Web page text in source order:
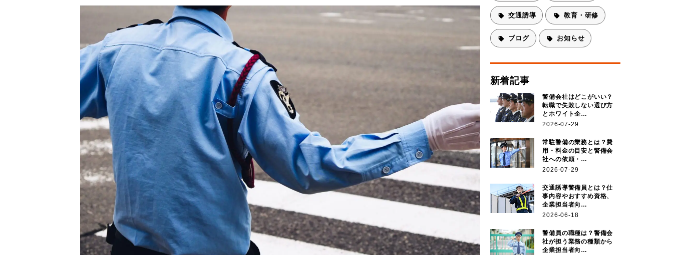
交通誘導 教育・研修
ブログ お知らせ
新着記事
警備会社はどこがいい？
転職で失敗しない選び方
とホワイト企…
2026-07-29
常駐警備の業務とは？費
用・料金の目安と警備会
社への依頼・…
2026-07-29
交通誘導警備員とは？仕
事内容やおすすめ資格、
企業担当者向…
2026-06-18
警備員の職種は？警備会
社が担う業務の種類から
企業担当者向…